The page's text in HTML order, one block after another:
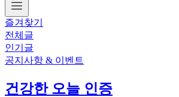
즐겨찾기
전체글
인기글
공지사항 & 이벤트
건강한 오늘 인증